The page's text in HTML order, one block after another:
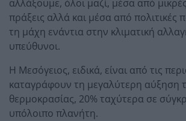
αλλάξουμε, όλοι μαζί, μέσα από
πράξεις αλλά και μέσα από πολιτικές
τη μάχη ενάντια στην κλιματική
υπεύθυνοι.
Η Μεσόγειος, ειδικά, είναι από τις
καταγράφουν τη μεγαλύτερη αύξηση
θερμοκρασίας, 20% ταχύτερα σε
υπόλοιπο πλανήτη.